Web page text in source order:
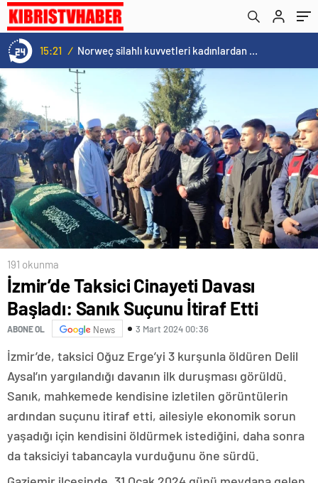
15:21 / Norweç silahlı kuvvetleri kadınlardan oluşan özel kuvvetler eğitimlerini başlattı.
191 okunma
İzmir’de Taksici Cinayeti Davası
Başladı: Sanık Suçunu İtiraf Etti
ABONE OL News 3 Mart 2024 00:36
İzmir’de, taksici Oğuz Erge’yi 3 kurşunla öldüren Delil
Aysal’ın yargılandığı davanın ilk duruşması görüldü.
Sanık, mahkemede kendisine izletilen görüntülerin
ardından suçunu itiraf etti, ailesiyle ekonomik sorun
yaşadığı için kendisini öldürmek istediğini, daha sonra
da taksiciyi tabancayla vurduğunu öne sürdü.